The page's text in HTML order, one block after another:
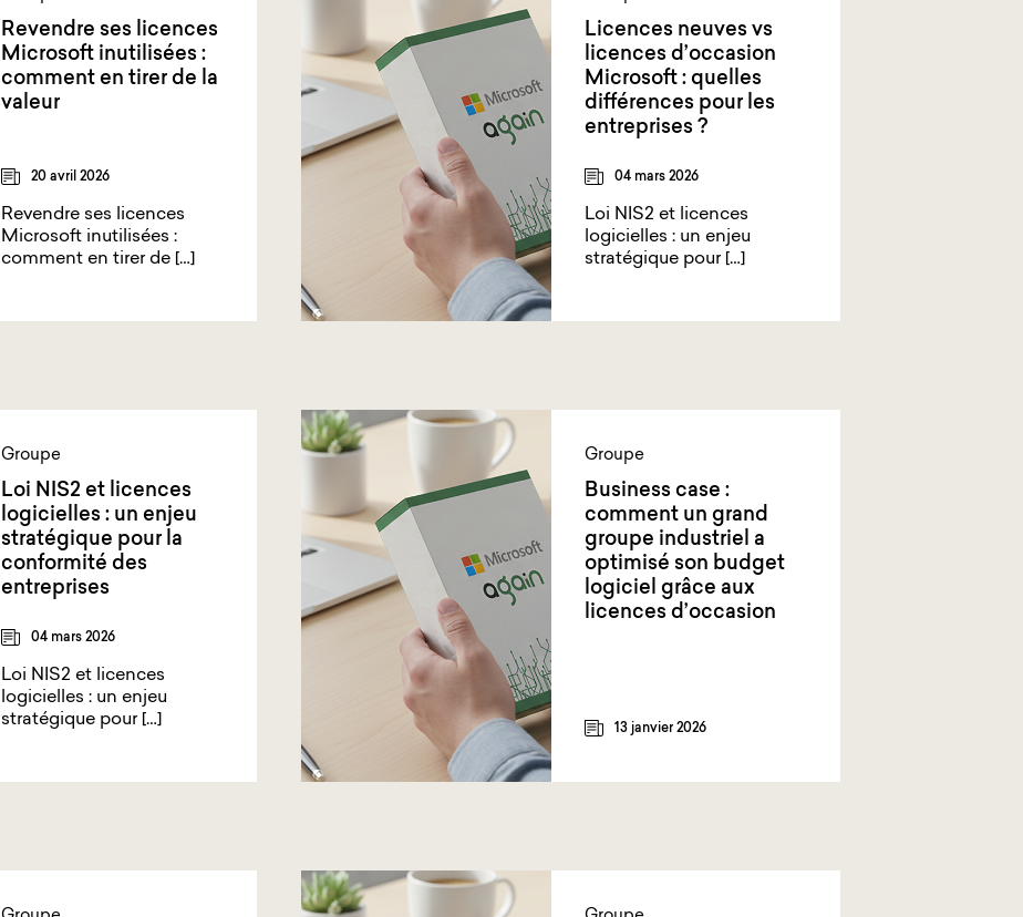
Revendre ses licences
Microsoft inutilisées :
comment en tirer de la
valeur
20 avril 2026
Revendre ses licences
Microsoft inutilisées :
comment en tirer de […]
Licences neuves vs
licences d’occasion
Microsoft : quelles
différences pour les
entreprises ?
04 mars 2026
Loi NIS2 et licences
logicielles : un enjeu
stratégique pour […]
Groupe
Loi NIS2 et licences
logicielles : un enjeu
stratégique pour la
conformité des
entreprises
04 mars 2026
Loi NIS2 et licences
logicielles : un enjeu
stratégique pour […]
Groupe
Business case :
comment un grand
groupe industriel a
optimisé son budget
logiciel grâce aux
licences d’occasion
13 janvier 2026